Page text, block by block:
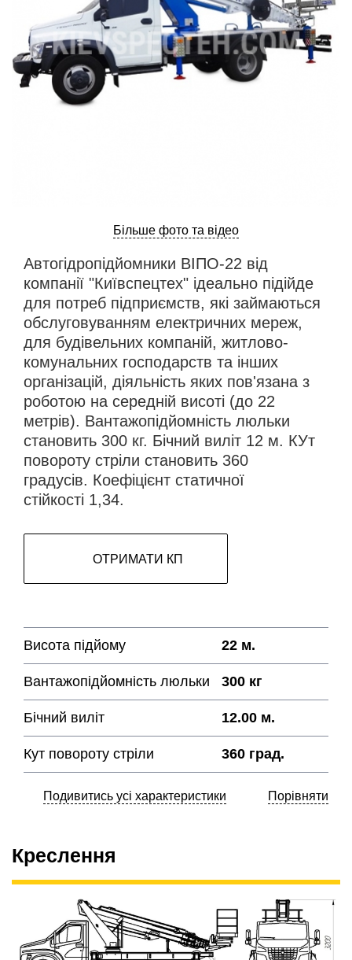
Більше фото та відео
Автогідропідйомники ВІПО-22 від
компанії "Київспецтех" ідеально підійде
для потреб підприємств, які займаються
обслуговуванням електричних мереж,
для будівельних компаній, житлово-
комунальних господарств та інших
організацій, діяльність яких пов'язана з
роботою на середній висоті (до 22
метрів). Вантажопідйомність люльки
становить 300 кг. Бічний виліт 12 м. КУт
повороту стріли становить 360
градусів. Коефіцієнт статичної
стійкості 1,34.
ОТРИМАТИ КП
Висота підйому 22 м.
Вантажопідйомність люльки 300 кг
Бічний виліт 12.00 м.
Кут повороту стріли 360 град.
Подивитись усі характеристики Порівняти
Креслення